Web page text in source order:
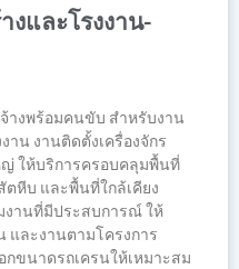
งและโรงงาน-
างพร้อมคนขับ สำหรับงาน
าน งานติดตั้งเครื่องจักร
ให้บริการครอบคลุมพื้นที่
ตหีบ และพื้นที่ใกล้เคียง
งานที่มีประสบการณ์ ให้
และงานตามโครงการ
ขนาดรถเครนให้เหมาะสม